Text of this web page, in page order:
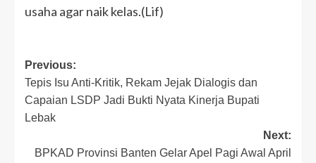
usaha agar naik kelas.(Lif)
Post
navigation
Previous:
Tepis Isu Anti-Kritik, Rekam Jejak Dialogis dan
Capaian LSDP Jadi Bukti Nyata Kinerja Bupati
Lebak
Next:
BPKAD Provinsi Banten Gelar Apel Pagi Awal April